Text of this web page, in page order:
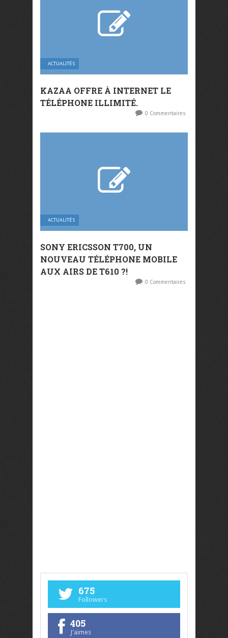
ACTUALITÉS
KAZAA OFFRE À INTERNET LE
TÉLÉPHONE ILLIMITÉ.
0 Commentaires
ACTUALITÉS
SONY ERICSSON T700, UN
NOUVEAU TÉLÉPHONE MOBILE
AUX AIRS DE T610 ?!
0 Commentaires
675
Followers
405
J'aimes